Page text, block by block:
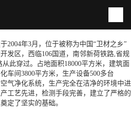
2004年3月，位于被称为中国“卫材之乡”
发区，西临106国道，南邻新荷铁路,省规
此穿过。占地面积18000平方米，建筑面
车间3800平方米，生产设备500多台
气净化系统，生产完全在洁净的环境中进
工艺先进，检测手段完善，建立了严格的
定了坚实的基础。